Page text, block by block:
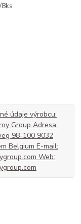
údaje výrobcu:
Group Adresa:
98-100 9032
Belgium E-mail:
Web: